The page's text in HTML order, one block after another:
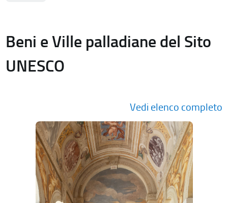
Beni e Ville palladiane del Sito
UNESCO
Vedi elenco completo